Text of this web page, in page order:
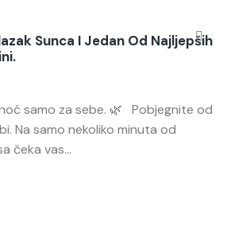
Sunca I Jedan Od Najljepših
samo za sebe. 🌿 Pobjegnite od
Na samo nekoliko minuta od
čeka vas...